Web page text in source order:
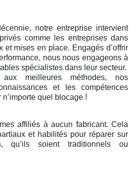
notre entreprise intervient
comme les entreprises dans
et mises en place. Engagés d’offrir
nous nous engageons à
spécialistes dans leur secteur.
meilleures méthodes, nos
et les compétences
quel blocage !
affiliés à aucun fabricant. Cela
et habilités pour réparer sur
qu’ils soient traditionnels ou